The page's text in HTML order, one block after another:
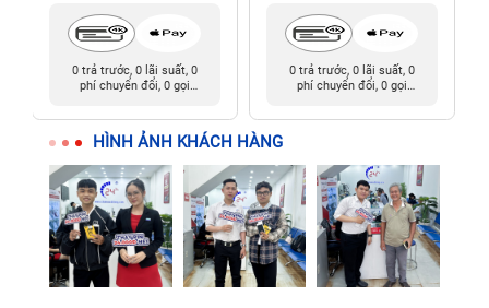
0 trả trước, 0 lãi suất, 0
phí chuyển đổi, 0 gọi
0 trả trước, 0 lãi suất, 0
phí chuyển đổi, 0 gọi
HÌNH ẢNH KHÁCH HÀNG